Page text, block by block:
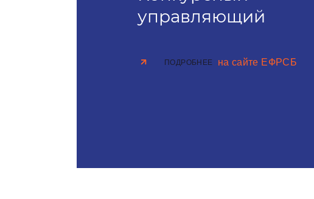
управляющий
ПОДРОБНЕЕ на сайте ЕФРСБ